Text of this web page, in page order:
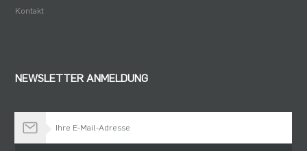
Kontakt
NEWSLETTER ANMELDUNG